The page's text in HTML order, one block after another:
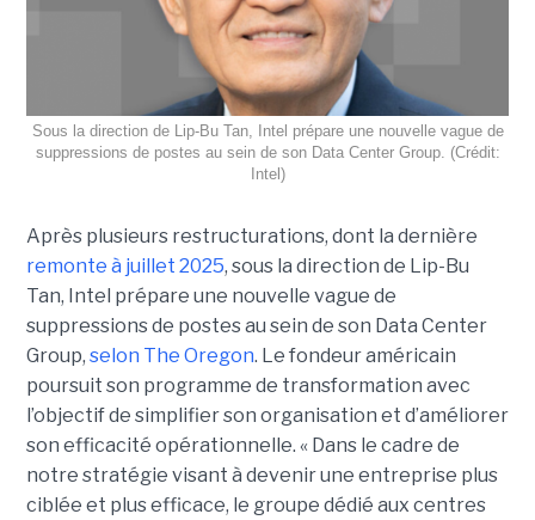
Sous la direction de Lip-Bu Tan, Intel prépare une nouvelle vague de
suppressions de postes au sein de son Data Center Group. (Crédit:
Intel)
Après plusieurs restructurations, dont la dernière
remonte à juillet 2025, sous la direction de Lip-Bu
Tan, Intel prépare une nouvelle vague de
suppressions de postes au sein de son Data Center
Group, selon The Oregon. Le fondeur américain
poursuit son programme de transformation avec
l’objectif de simplifier son organisation et d’améliorer
son efficacité opérationnelle. « Dans le cadre de
notre stratégie visant à devenir une entreprise plus
ciblée et plus efficace, le groupe dédié aux centres